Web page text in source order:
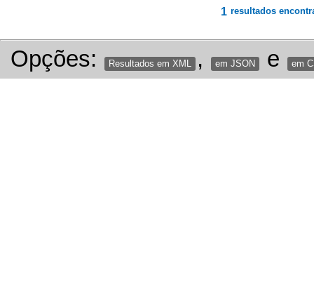
1 resultados
Opções: Resultados em XML , em JSON e em